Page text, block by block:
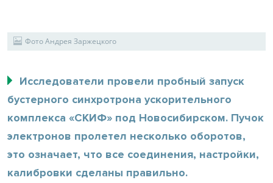
Фото Андрея Заржецкого
Исследователи провели пробный запуск
бустерного синхротрона ускорительного
комплекса «СКИФ» под Новосибирском. Пучок
электронов пролетел несколько оборотов,
это означает, что все соединения, настройки,
калибровки сделаны правильно.